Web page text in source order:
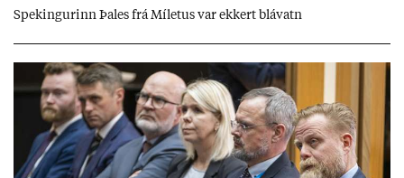
Spek­ing­ur­inn Þa­les frá Míletus var ekk­ert blá­vatn